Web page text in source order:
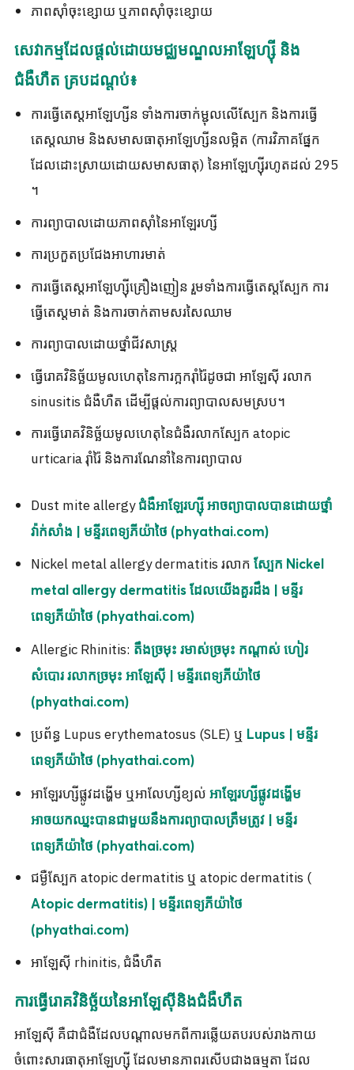
ភាពស៊ាំចុះខ្សោយ ឬភាពស៊ាំចុះខ្សោយ
សេវាកម្មដែលផ្តល់ដោយមជ្ឈមណ្ឌលអាឡែហ្ស៊ី និង
ជំងឺហឺត គ្របដណ្តប់៖
ការធ្វើតេស្តអាឡែហ្សីន ទាំងការចាក់ម្ជុលលើស្បែក និងការធ្វើ
តេស្តឈាម និងសមាសធាតុអាឡែហ្សីនលម្អិត (ការវិភាគផ្នែក
ដែលដោះស្រាយដោយសមាសធាតុ) នៃអាឡែហ្ស៊ីរហូតដល់ 295
។
ការព្យាបាលដោយភាពស៊ាំនៃអាឡែរហ្សី
ការប្រកួតប្រជែងអាហារមាត់
ការធ្វើតេស្តអាឡែហ្ស៊ីគ្រឿងញៀន រួមទាំងការធ្វើតេស្តស្បែក ការ
ធ្វើតេស្តមាត់ និងការចាក់តាមសរសៃឈាម
ការព្យាបាលដោយថ្នាំជីវសាស្ត្រ
ធ្វើរោគវិនិច្ឆ័យមូលហេតុនៃការក្អករ៉ាំរ៉ៃដូចជា អាឡែស៊ី រលាក
sinusitis ជំងឺហឺត ដើម្បីផ្តល់ការព្យាបាលសមស្រប។
ការធ្វើរោគវិនិច្ឆ័យមូលហេតុនៃជំងឺរលាកស្បែក atopic
urticaria រ៉ាំរ៉ៃ និងការណែនាំនៃការព្យាបាល
Dust mite allergyជំងឺអាឡែរហ្ស៊ី អាចព្យាបាលបានដោយថ្នាំ
វ៉ាក់សាំង | មន្ទីរពេទ្យភីយ៉ាថៃ (phyathai.com)
Nickel metal allergy dermatitis រលាកស្បែក Nickel
metal allergy dermatitis ដែលយើងគួរដឹង | មន្ទីរ
ពេទ្យភីយ៉ាថៃ (phyathai.com)
Allergic Rhinitis: តឹងច្រមុះ រមាស់ច្រមុះ កណ្តាស់ ហៀរ
សំបោរ រលាកច្រមុះ អាឡែស៊ី | មន្ទីរពេទ្យភីយ៉ាថៃ
(phyathai.com)
ប្រព័ន្ធ Lupus erythematosus (SLE) ឬ Lupus | មន្ទីរ
ពេទ្យភីយ៉ាថៃ (phyathai.com)
អាឡែរហ្សីផ្លូវដង្ហើម ឬអាលែហ្សីខ្យល់អាឡែរហ្សីផ្លូវដង្ហើម
អាចយកឈ្នះបានជាមួយនឹងការព្យាបាលត្រឹមត្រូវ | មន្ទីរ
ពេទ្យភីយ៉ាថៃ (phyathai.com)
ជម្ងឺស្បែក atopic dermatitis ឬ atopic dermatitis (
Atopic dermatitis) | មន្ទីរពេទ្យភីយ៉ាថៃ
(phyathai.com)
អាឡែស៊ី rhinitis, ជំងឺហឺត
ការធ្វើរោគវិនិច្ឆ័យនៃអាឡែស៊ីនិងជំងឺហឺត
អាឡែស៊ី គឺជាជំងឺដែលបណ្តាលមកពីការឆ្លើយតបរបស់រាងកាយ
ចំពោះសារធាតុអាឡែហ្ស៊ី ដែលមានភាពរសើបជាងធម្មតា ដែល